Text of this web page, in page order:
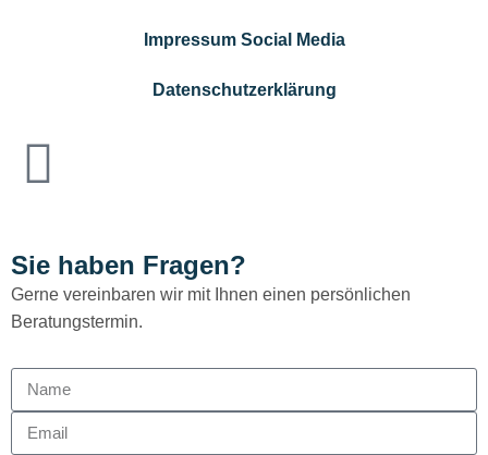
Impressum Social Media
Datenschutzerklärung
Sie haben Fragen?
Gerne vereinbaren wir mit Ihnen einen persönlichen
Beratungstermin.